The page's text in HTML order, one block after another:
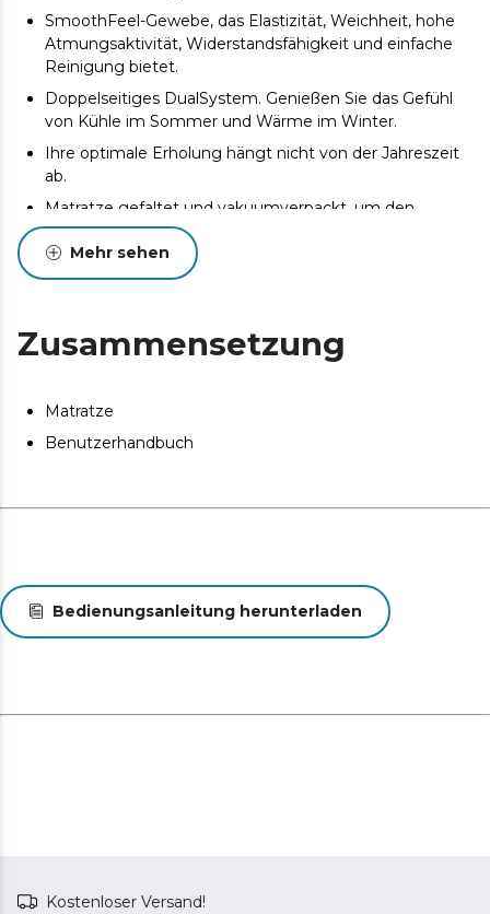
SmoothFeel-Gewebe, das Elastizität, Weichheit, hohe
Atmungsaktivität, Widerstandsfähigkeit und einfache
Reinigung bietet.
Doppelseitiges DualSystem. Genießen Sie das Gefühl
von Kühle im Sommer und Wärme im Winter.
Ihre optimale Erholung hängt nicht von der Jahreszeit
ab.
Matratze gefaltet und vakuumverpackt, um den
Transport zu Ihnen nach Hause unter den besten
Bedingungen zu erleichtern.
Die Zusammensetzung der Matratze verhindert das
Mehr sehen
Zusammensetzung
Matratze
Benutzerhandbuch
Bedienungsanleitung herunterladen
Kostenloser Versand!